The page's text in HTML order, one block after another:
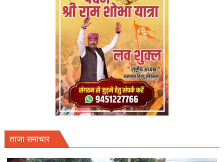
ताजा समाचार